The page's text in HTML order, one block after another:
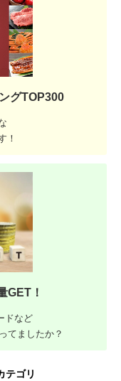
グTOP300
！
GET！
ドなど
てましたか？
テゴリ